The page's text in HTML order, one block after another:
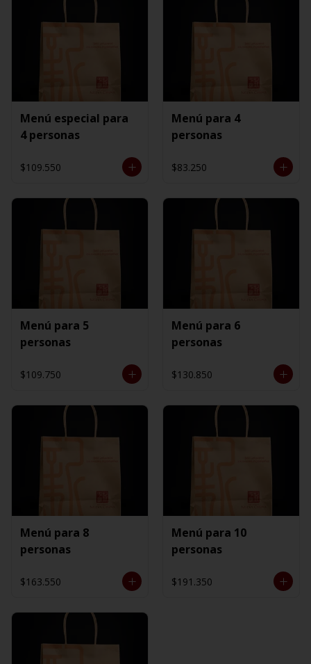
Menú especial para
4 personas
$109.550
Menú para 4
personas
$83.250
Menú para 5
personas
$109.750
Menú para 6
personas
$130.850
Menú para 8
personas
$163.550
Menú para 10
personas
$191.350